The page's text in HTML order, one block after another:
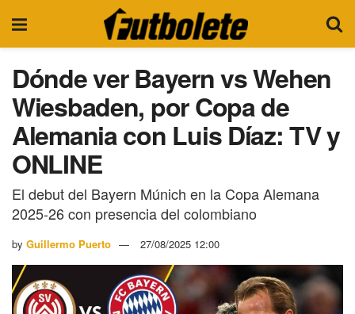
Dónde ver Bayern vs Wehen
Wiesbaden, por Copa de
Alemania con Luis Díaz: TV y
ONLINE
El debut del Bayern Múnich en la Copa Alemana
2025-26 con presencia del colombiano
by Guillermo Puerto 27/08/2025 12:00